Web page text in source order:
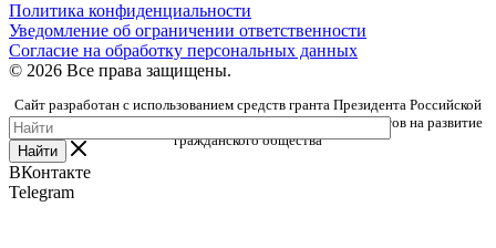
Политика конфиденциальности
Уведомление об ограничении ответственности
Согласие на обработку персональных данных
© 2026 Все права защищены.
Сайт разработан с использованием средств гранта Президента Российской
Федерации, предоставленного Фондом президентских грантов на развитие
гражданского общества
Найти
ВКонтакте
Telegram